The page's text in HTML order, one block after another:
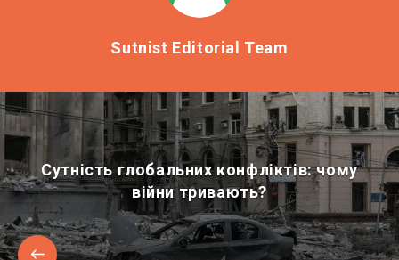
Sutnist Editorial Team
Сутність глобальних конфліктів: чому
війни тривають?